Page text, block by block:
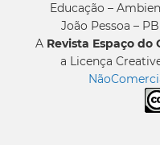
Educação –
João Pessoa –
A Revista Espaço do
a Licença